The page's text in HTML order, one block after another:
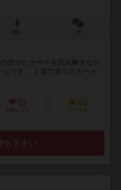
伏せたカードを読み解きなが
です。 １箱で全てのカード
12
お気に入り
55
持ってる
ち下さい